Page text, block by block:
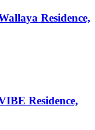
Residence,
Residence,